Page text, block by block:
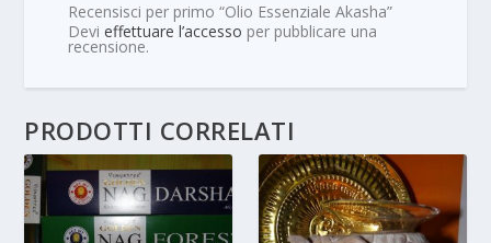
Recensisci per primo “Olio Essenziale Akasha”
Devieffettuare l’accesso per pubblicare una
recensione.
PRODOTTI CORRELATI